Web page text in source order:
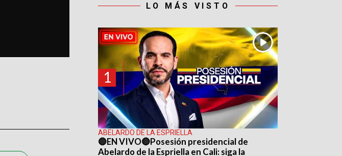
LO MÁS VISTO
1
ABELARDO DE LA ESPRIELLA
🔴EN VIVO🔴Posesión presidencial de
Abelardo de la Espriella en Cali: siga la